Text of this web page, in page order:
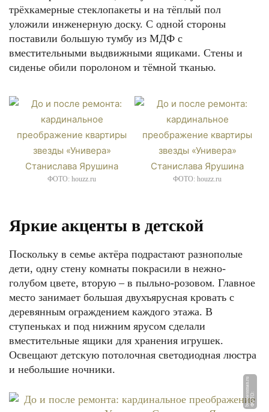
трёхкамерные стеклопакеты и на тёплый пол
уложили инженерную доску. С одной стороны
поставили большую тумбу из МДФ с
вместительными выдвижными ящиками. Стены и
сиденье обили поролоном и тёмной тканью.
ФОТО: houzz.ru ФОТО: houzz.ru
Яркие акценты в детской
Поскольку в семье актёра подрастают разнополые
дети, одну стену комнаты покрасили в нежно-
голубом цвете, вторую – в пыльно-розовом. Главное
место занимает большая двухъярусная кровать с
деревянным ограждением каждого этажа. В
ступеньках и под нижним ярусом сделали
вместительные ящики для хранения игрушек.
Освещают детскую потолочная светодиодная люстра
и небольшие ночники.
Ф
О
Т
О:
b
u
si
n
e
s
s
m
a
n.
r
u